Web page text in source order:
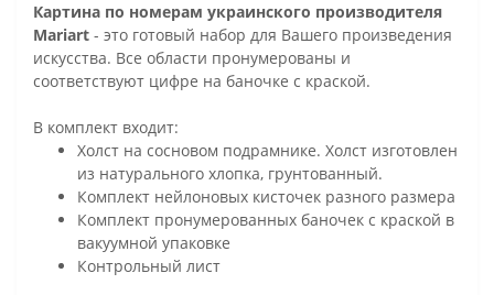
Картина по номерам украинского производителя
Mariart - это готовый набор для Вашего произведения
искусства. Все области пронумерованы и
соответствуют цифре на баночке с краской.
В комплект входит:
Холст на сосновом подрамнике. Холст изготовлен
из натурального хлопка, грунтованный.
Комплект нейлоновых кисточек разного размера
Комплект пронумерованных баночек с краской в
вакуумной упаковке
Контрольный лист